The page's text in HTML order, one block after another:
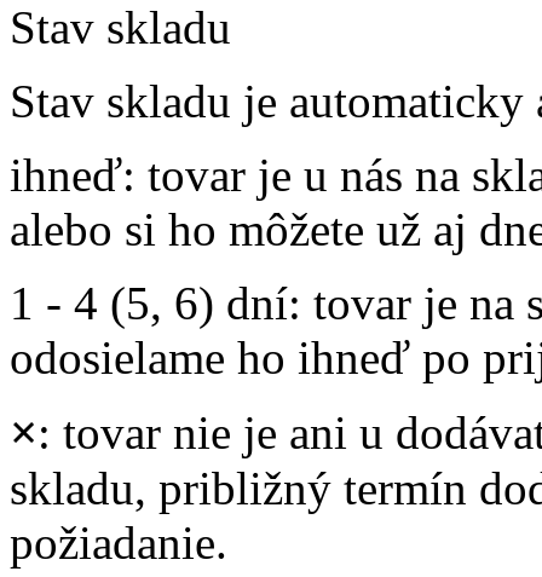
Stav skladu
Stav skladu je
ihneď: tovar je u nás na
alebo si ho môžete už aj
1 - 4 (5, 6) dní: tovar je na
odosielame ho ihneď po
×: tovar nie je ani u
skladu, približný termín
požiadanie.